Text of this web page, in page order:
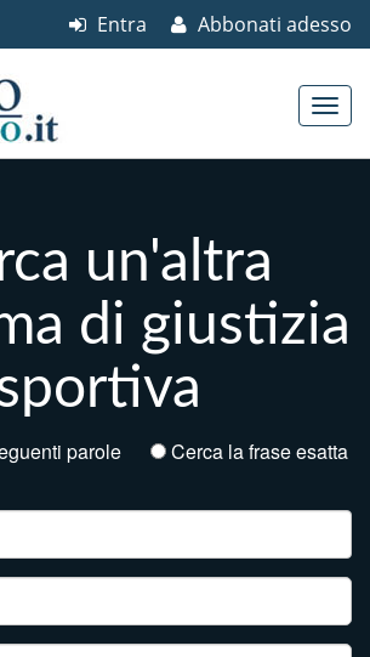
Abbonati adesso
Entra
un'altra
di giustizia
parole Cerca la frase esatta